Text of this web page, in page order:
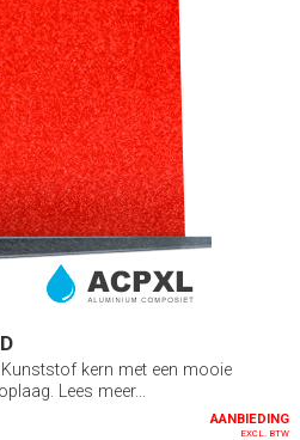
kern met een mooie
Lees meer...
AANBIEDING
EXCL. BTW